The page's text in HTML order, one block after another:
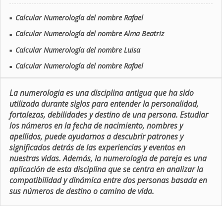
■ Calcular Numerología del nombre Rafael
■ Calcular Numerología del nombre Alma Beatriz
■ Calcular Numerología del nombre Luisa
■ Calcular Numerología del nombre Rafael
La numerologia es una disciplina antigua que ha sido
utilizada durante siglos para entender la personalidad,
fortalezas, debilidades y destino de una persona. Estudiar
los números en la fecha de nacimiento, nombres y
apellidos, puede ayudarnos a descubrir patrones y
significados detrás de las experiencias y eventos en
nuestras vidas. Además, la numerologia de pareja es una
aplicación de esta disciplina que se centra en analizar la
compatibilidad y dinámica entre dos personas basada en
sus números de destino o camino de vida.